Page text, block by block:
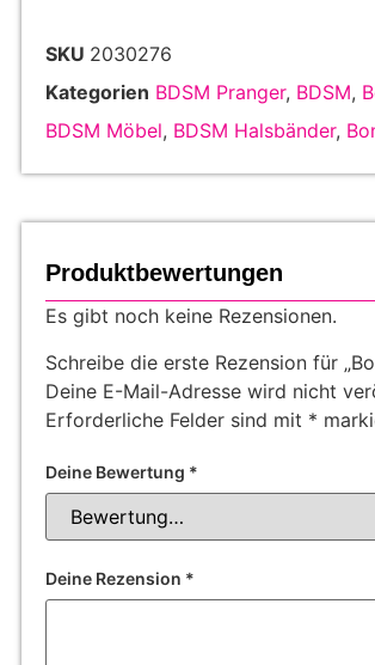
SKU 2030276
Kategorien BDSM Pranger, BDSM,
BDSM Möbel, BDSM Halsbänder,
Produktbewertungen
Es gibt noch keine Rezensionen.
Schreibe die erste Rezension für
Deine E-Mail-Adresse wird nicht
Erforderliche Felder sind mit *
Deine Bewertung *
Deine Rezension *